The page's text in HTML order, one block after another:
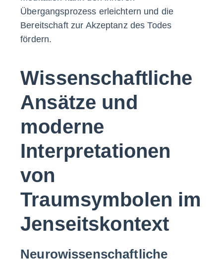
Übergangsprozess erleichtern und die
Bereitschaft zur Akzeptanz des Todes
fördern.
Wissenschaftliche
Ansätze und
moderne
Interpretationen
von
Traumsymbolen im
Jenseitskontext
Neurowissenschaftliche